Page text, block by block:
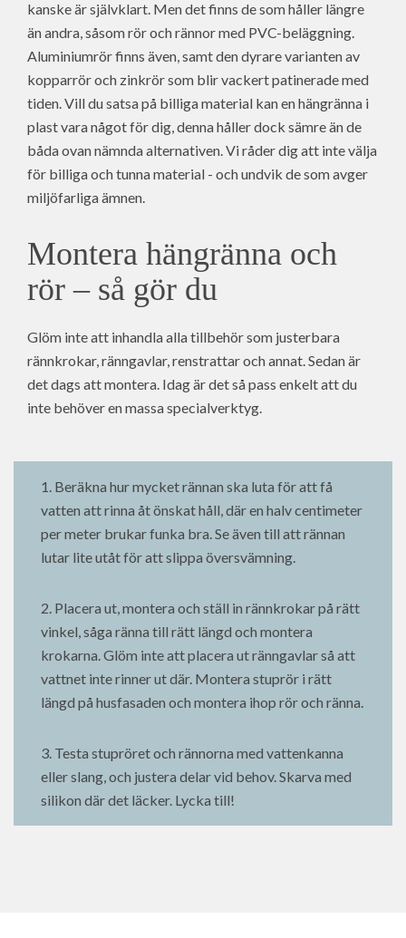
kanske är självklart. Men det finns de som håller längre
än andra, såsom rör och rännor med PVC-beläggning.
Aluminiumrör finns även, samt den dyrare varianten av
kopparrör och zinkrör som blir vackert patinerade med
tiden. Vill du satsa på billiga material kan en hängränna i
plast vara något för dig, denna håller dock sämre än de
båda ovan nämnda alternativen. Vi råder dig att inte välja
för billiga och tunna material - och undvik de som avger
miljöfarliga ämnen.
Montera hängränna och
rör – så gör du
Glöm inte att inhandla alla tillbehör som justerbara
rännkrokar, ränngavlar, renstrattar och annat. Sedan är
det dags att montera. Idag är det så pass enkelt att du
inte behöver en massa specialverktyg.
1. Beräkna hur mycket rännan ska luta för att få
vatten att rinna åt önskat håll, där en halv centimeter
per meter brukar funka bra. Se även till att rännan
lutar lite utåt för att slippa översvämning.
2. Placera ut, montera och ställ in rännkrokar på rätt
vinkel, såga ränna till rätt längd och montera
krokarna. Glöm inte att placera ut ränngavlar så att
vattnet inte rinner ut där. Montera stuprör i rätt
längd på husfasaden och montera ihop rör och ränna.
3. Testa stupröret och rännorna med vattenkanna
eller slang, och justera delar vid behov. Skarva med
silikon där det läcker. Lycka till!